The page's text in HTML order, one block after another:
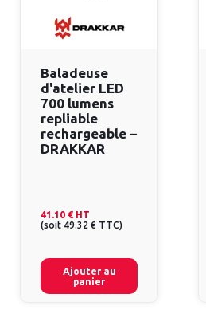
Baladeuse
d'atelier LED
700 lumens
repliable
rechargeable –
DRAKKAR
41.10 € HT
(soit 49.32 € TTC)
Ajouter au
panier